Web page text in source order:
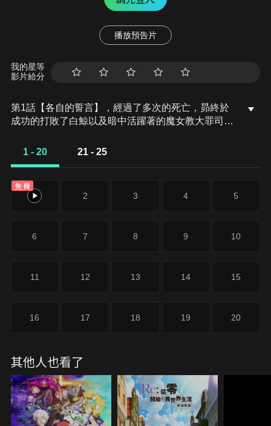
播放預告片
我的星等
影片給分
第1話【各自的誓言】，經過了多次的死亡，昴終於
成功的打敗了白鯨以及暗中活躍著的魔女教大罪司
了痛苦的訣別後，終於和最愛的少女──愛蜜莉雅再
鯨的襲擊，而引起「存在」被抹滅的前例。在白鯨已
被打倒的現在，應該不可能發生的事，又再度向昴襲
1 - 20 21 - 25
免費
1 2 3 4 5
6 7 8 9 10
11 12 13 14 15
16 17 18 19 20
其他人也看了